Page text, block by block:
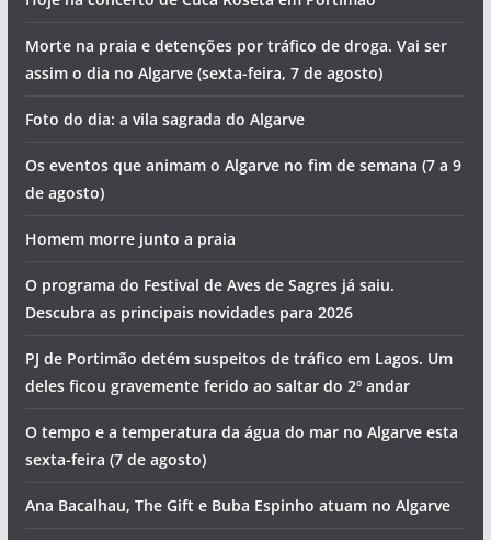
Morte na praia e detenções por tráfico de droga. Vai ser
assim o dia no Algarve (sexta-feira, 7 de agosto)
Foto do dia: a vila sagrada do Algarve
Os eventos que animam o Algarve no fim de semana (7 a 9
de agosto)
Homem morre junto a praia
O programa do Festival de Aves de Sagres já saiu.
Descubra as principais novidades para 2026
PJ de Portimão detém suspeitos de tráfico em Lagos. Um
deles ficou gravemente ferido ao saltar do 2º andar
O tempo e a temperatura da água do mar no Algarve esta
sexta-feira (7 de agosto)
Ana Bacalhau, The Gift e Buba Espinho atuam no Algarve